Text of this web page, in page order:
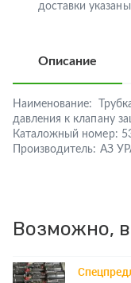
доставки указаны
Описание
Наименование:
давления к клапану
Каталожный номер:
Производитель: АЗ
Возможно,